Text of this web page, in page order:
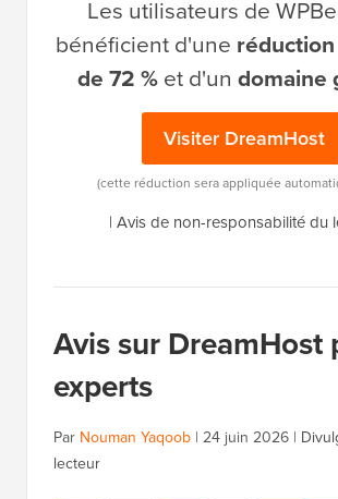
Les utilisateurs de
bénéficient d'une
de 72 %et d'un domaine
Visiter DreamHost
(cette réduction sera appliquée
| Avis de non-responsabilité du
Avis sur DreamHost
experts
Par Nouman Yaqoob | 24 juin 2026 |
lecteur